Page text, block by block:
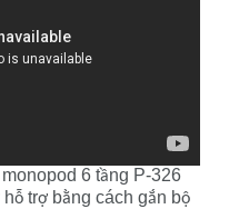
6 tầng P-326
hỗ trợ bằng cách gắn bộ